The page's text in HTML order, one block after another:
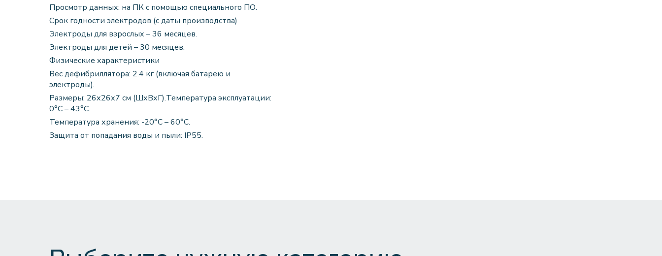
Просмотр данных: на ПК с помощью специального ПО.
Срок годности электродов (с даты производства)
Электроды для взрослых – 36 месяцев.
Электроды для детей – 30 месяцев.
Физические характеристики
Вес дефибриллятора: 2.4 кг (включая батарею и
электроды).
Размеры: 26х26х7 см (ШхВхГ).Температура эксплуатации:
0°С – 43°С.
Температура хранения: -20°С – 60°С.
Защита от попадания воды и пыли: IP55.